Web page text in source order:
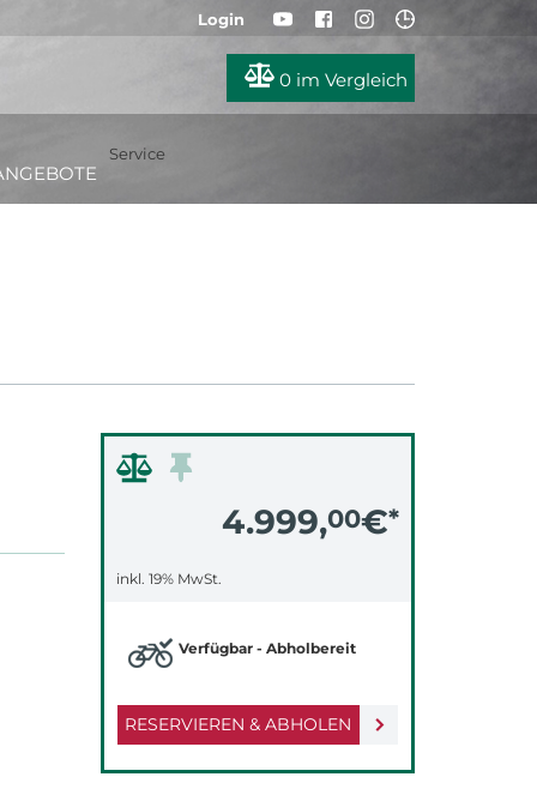
Login
0 im Vergleich
Service
4.999,00€*
inkl. 19% MwSt.
RESERVIEREN & ABHOLEN
Verfügbar - Abholbereit